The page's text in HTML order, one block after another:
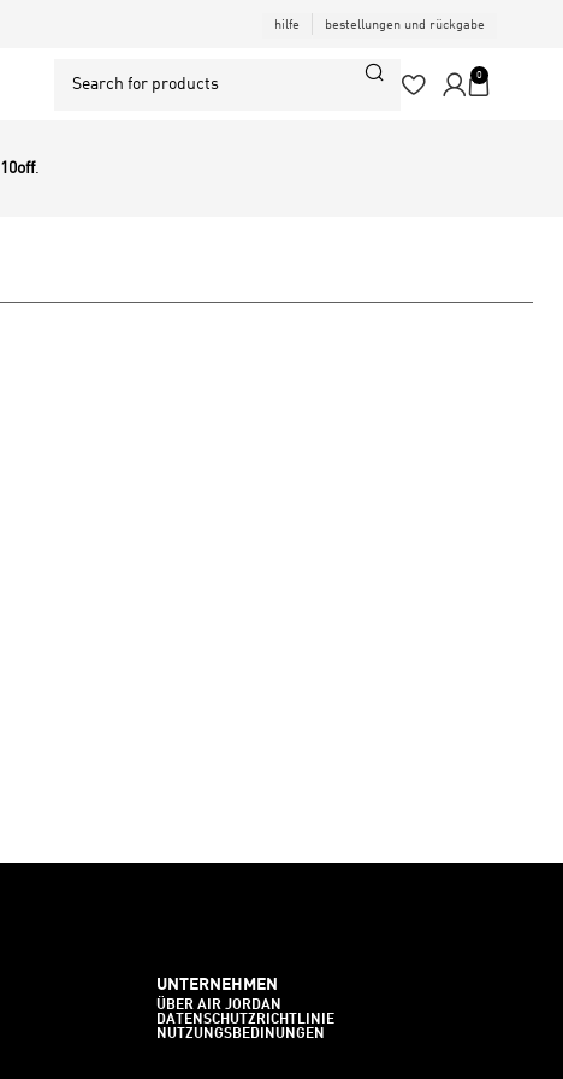
hilfe bestellungen und rückgabe
0
10off.
UNTERNEHMEN
ÜBER AIR JORDAN
DATENSCHUTZRICHTLINIE
NUTZUNGSBEDINUNGEN